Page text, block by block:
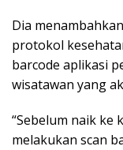
Dia
protokol
barcode aplikasi
wisatawan yang
“Sebelum naik ke
melakukan scan